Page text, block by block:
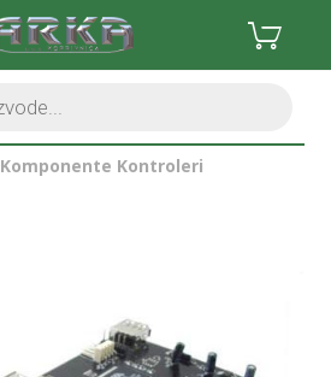
Komponente Kontroleri